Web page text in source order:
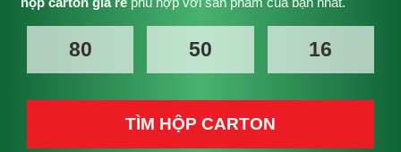
TÌM HỘP CARTON